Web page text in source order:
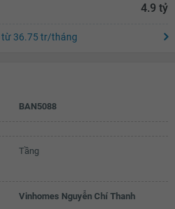
4.51 tỷ
4.57 tỷ
4.9 tỷ
từ 36.75 tr/tháng
BAN5088
Tầng
Vinhomes Nguyễn Chí Thanh